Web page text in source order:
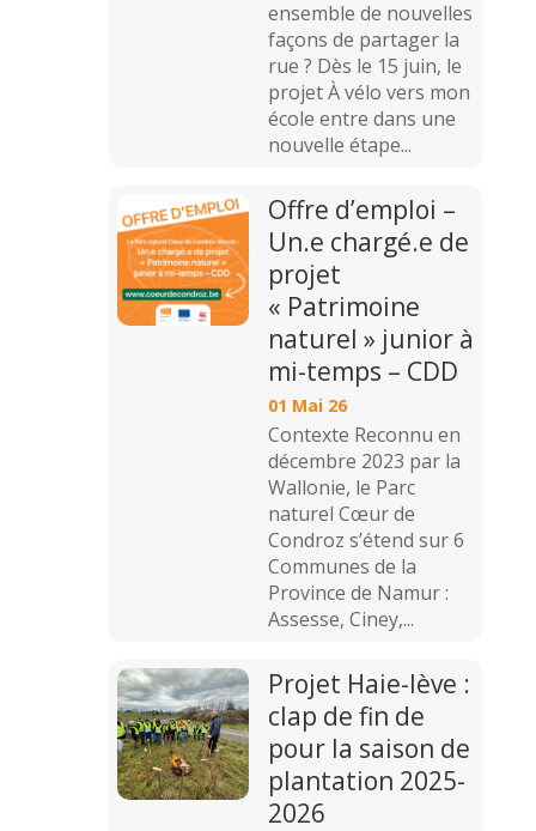
ensemble de nouvelles
façons de partager la
rue ? Dès le 15 juin, le
projet À vélo vers mon
école entre dans une
nouvelle étape...
Offre d’emploi –
Un.e chargé.e de
projet
« Patrimoine
naturel » junior à
mi-temps – CDD
01 Mai 26
Contexte Reconnu en
décembre 2023 par la
Wallonie, le Parc
naturel Cœur de
Condroz s’étend sur 6
Communes de la
Province de Namur :
Assesse, Ciney,...
Projet Haie-lève :
clap de fin de
pour la saison de
plantation 2025-
2026